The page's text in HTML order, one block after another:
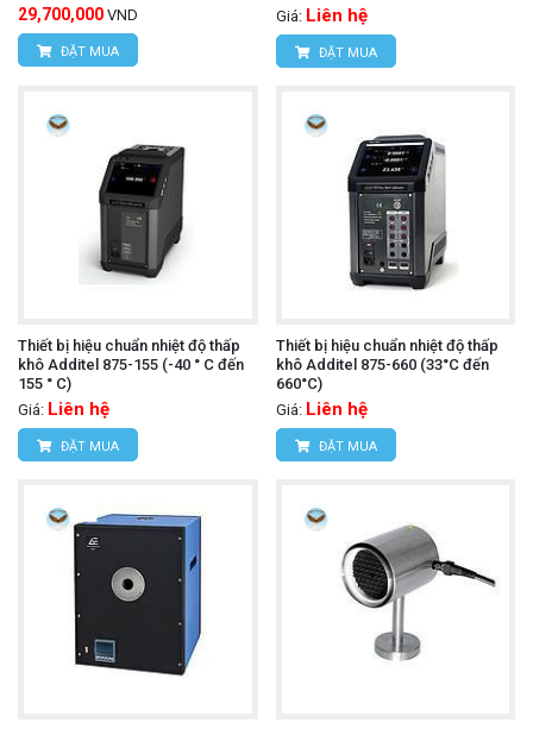
29,700,000 VND
ĐẶT MUA
Giá: Liên hệ
ĐẶT MUA
Thiết bị hiệu chuẩn nhiệt độ thấp
khô Additel 875-155 (-40 ° C đến
155 ° C)
Giá: Liên hệ
ĐẶT MUA
Thiết bị hiệu chuẩn nhiệt độ thấp
khô Additel 875-660 (33°C đến
660°C)
Giá: Liên hệ
ĐẶT MUA